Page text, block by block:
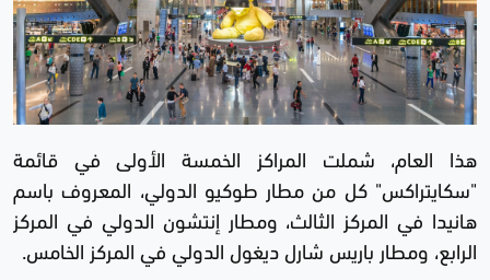
هذا العام، شملت المراكز الخمسة الأولى في قائمة
"سكايتراكس" كل من مطار طوكيو الدولي، المعروف باسم
هانيدا في المركز الثالث، ومطار إنتشون الدولي في المركز
الرابع، ومطار باريس شارل ديغول الدولي في المركز الخامس.